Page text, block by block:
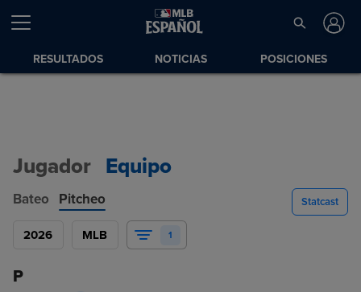
RESULTADOS NOTICIAS POSICIONES
Jugador Equipo
Bateo Pitcheo Statcast
2026 MLB 1
P